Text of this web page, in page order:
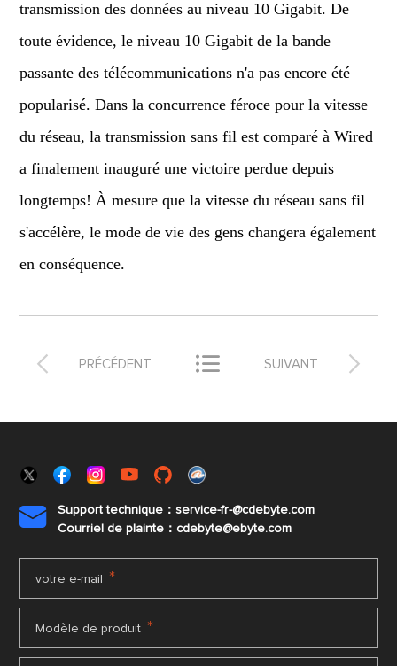
transmission des données au niveau 10 Gigabit. De
toute évidence, le niveau 10 Gigabit de la bande
passante des télécommunications n'a pas encore été
popularisé. Dans la concurrence féroce pour la vitesse
du réseau, la transmission sans fil est comparé à Wired
a finalement inauguré une victoire perdue depuis
longtemps! À mesure que la vitesse du réseau sans fil
s'accélère, le mode de vie des gens changera également
en conséquence.
 PRÉCÉDENT  
SUIVANT

Support technique：service-fr-@cdebyte.com
Courriel de plainte：cdebyte@ebyte.com
votre e-mail *
Modèle de produit *